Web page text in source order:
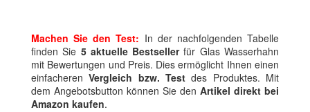
Machen Sie den Test: In der nachfolgenden Tabelle
finden Sie 5 aktuelle Bestsellerfür Glas Wasserhahn
mit Bewertungen und Preis. Dies ermöglicht Ihnen einen
einfacherenVergleich bzw. Test des Produktes. Mit
dem Angebotsbutton können Sie den Artikel direkt bei
Amazon kaufen.